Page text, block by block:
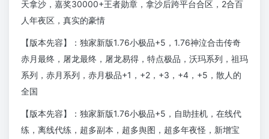
天拿沙，嘉奖30000+王者勋章，拿沙后跨平台合区，2合百
人年夜区，真实的豪情
【版本先容】：独家新版1.76小极品+5，1.76神泣合击传奇
赤月最终，屠龙最终，屠龙易得，特点极品，沃玛系列，祖玛
系列，赤月系列，赤月极品+1，+2，+3，+4，+5，散人的
全国
【版本先容】：独家新版1.76小极品+5，自助挂机，在线代
练，离线代练，超多副本，超多舆图，超多年夜怪，新增宝